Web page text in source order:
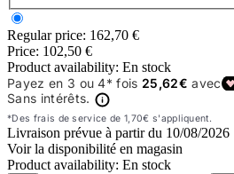
Regular price: 162,70 €
Price: 102,50 €
Product availability: En stock
Livraison prévue à partir du 10/08/2026
Voir la disponibilité en magasin
Product availability: En stock